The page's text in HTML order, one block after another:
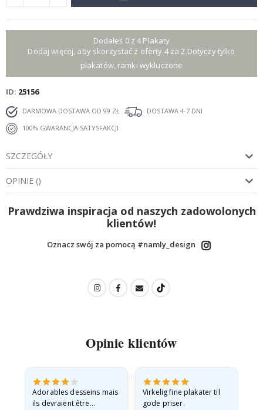
Dodałeś 0 z 4 Plakaty
Dodaj więcej, aby skorzystać z oferty 4 za 2.Dotyczy tylko
plakatów, ramki wykluczone
ID 25156
DARMOWA DOSTAWA OD 99 ZŁ
DOSTAWA 4-7 DNI
100% GWARANCJA SATYSFAKCJI
SZCZEGÓŁY
OPINIE ()
Prawdziwa inspiracja od naszych zadowolonych
klientów!
Oznacz swój za pomocą #namly_design
Opinie klientów
Adorables desseins mais
ils devraient être
Virkelig fine plakater til
gode priser.